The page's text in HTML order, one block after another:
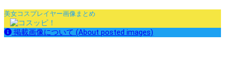
美女コスプレイヤー画像まとめ
掲載画像について (About posted images)